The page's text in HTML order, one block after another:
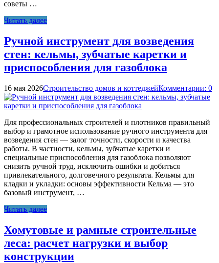
советы …
Читать далее
Ручной инструмент для возведения
стен: кельмы, зубчатые каретки и
приспособления для газоблока
16 мая 2026Строительство домов и коттеджейКомментарии: 0
Для профессиональных строителей и плотников правильный
выбор и грамотное использование ручного инструмента для
возведения стен — залог точности, скорости и качества
работы. В частности, кельмы, зубчатые каретки и
специальные приспособления для газоблока позволяют
снизить ручной труд, исключить ошибки и добиться
привлекательного, долговечного результата. Кельмы для
кладки и укладки: основы эффективности Кельма — это
базовый инструмент, …
Читать далее
Хомутовые и рамные строительные
леса: расчет нагрузки и выбор
конструкции